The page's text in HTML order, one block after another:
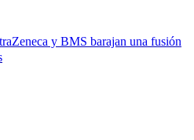
y BMS barajan una fusión